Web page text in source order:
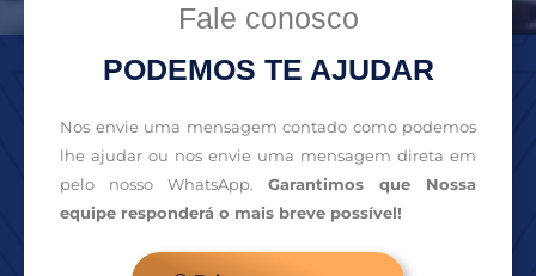
Fale conosco
PODEMOS TE AJUDAR
Nos envie uma mensagem contado como podemos
lhe ajudar ou nos envie uma mensagem direta em
pelo nosso WhatsApp. Garantimos que Nossa
equipe responderá o mais breve possível!